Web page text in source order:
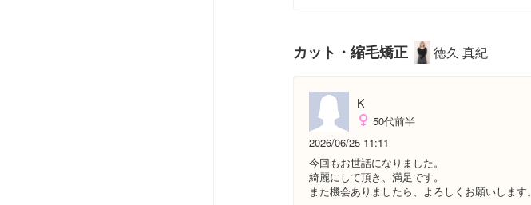
カット・縮毛矯正 徳久 真紀
K
50代前半
2026/06/25 11:11
今回もお世話になりました。
綺麗にして頂き、満足です。
また機会ありましたら、よろしくお願いします。